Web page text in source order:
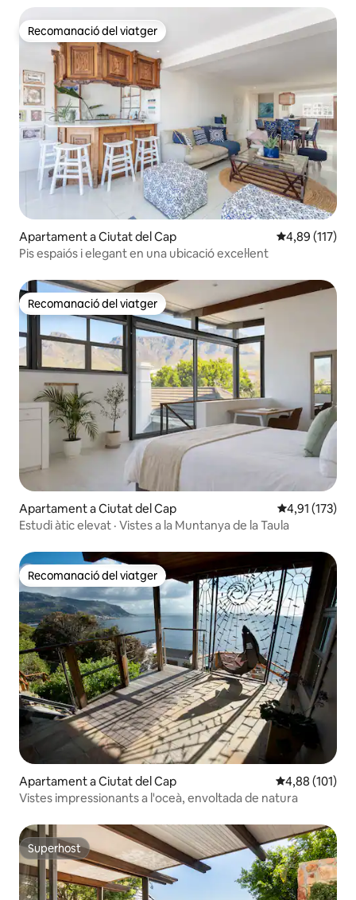
Recomanació del viatger
Recomanació del viatger
Apartament a Ciutat del Cap 4,89 de
4,89 (117)
Pis espaiós i elegant en una ubicació excel·lent
Recomanació del viatger
Recomanació del viatger
Apartament a Ciutat del Cap 4,91 de
4,91 (173)
Estudi àtic elevat · Vistes a la Muntanya de la Taula
Recomanació del viatger
Recomanació del viatger
Apartament a Ciutat del Cap 4,88 de
4,88 (101)
Vistes impressionants a l'oceà, envoltada de natura
Superhost
Superhost